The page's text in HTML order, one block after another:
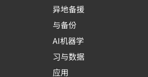
异地备援
与备份
AI机器学
习与数据
应用